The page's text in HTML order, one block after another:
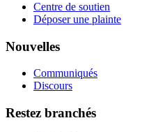
Centre de soutien
Déposer une plainte
Nouvelles
Communiqués
Discours
Restez branchés